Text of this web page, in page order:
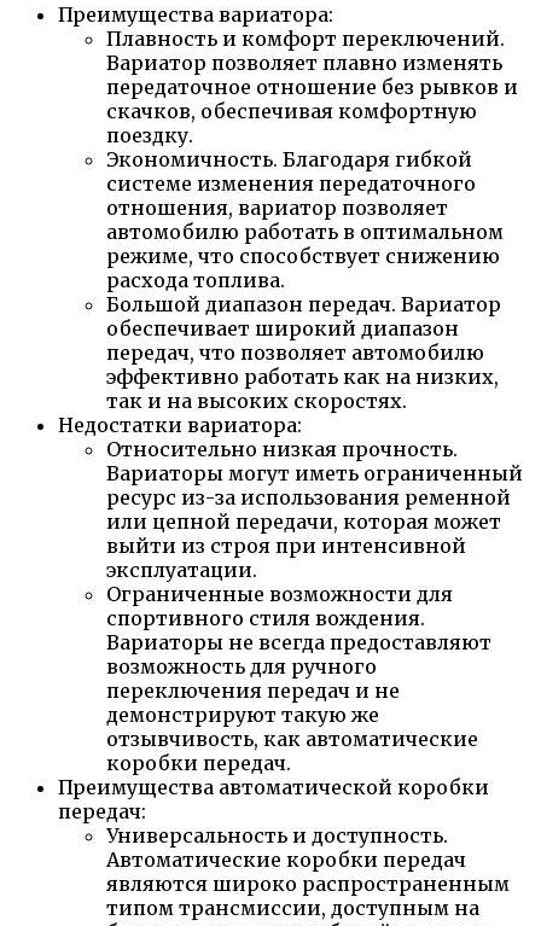
Преимущества вариатора:
Плавность и комфорт переключений.
Вариатор позволяет плавно изменять
передаточное отношение без рывков и
скачков, обеспечивая комфортную
поездку.
Экономичность. Благодаря гибкой
системе изменения передаточного
отношения, вариатор позволяет
автомобилю работать в оптимальном
режиме, что способствует снижению
расхода топлива.
Большой диапазон передач. Вариатор
обеспечивает широкий диапазон
передач, что позволяет автомобилю
эффективно работать как на низких,
так и на высоких скоростях.
Недостатки вариатора:
Относительно низкая прочность.
Вариаторы могут иметь ограниченный
ресурс из-за использования ременной
или цепной передачи, которая может
выйти из строя при интенсивной
эксплуатации.
Ограниченные возможности для
спортивного стиля вождения.
Вариаторы не всегда предоставляют
возможность для ручного
переключения передач и не
демонстрируют такую же
отзывчивость, как автоматические
коробки передач.
Преимущества автоматической коробки
передач:
Универсальность и доступность.
Автоматические коробки передач
являются широко распространенным
типом трансмиссии, доступным на